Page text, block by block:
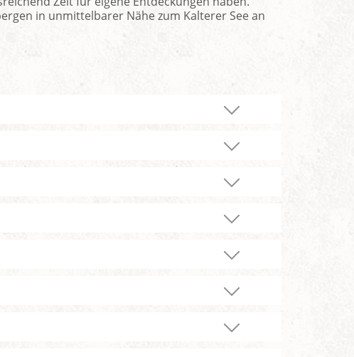
in unmittelbarer Nähe zum Kalterer See an